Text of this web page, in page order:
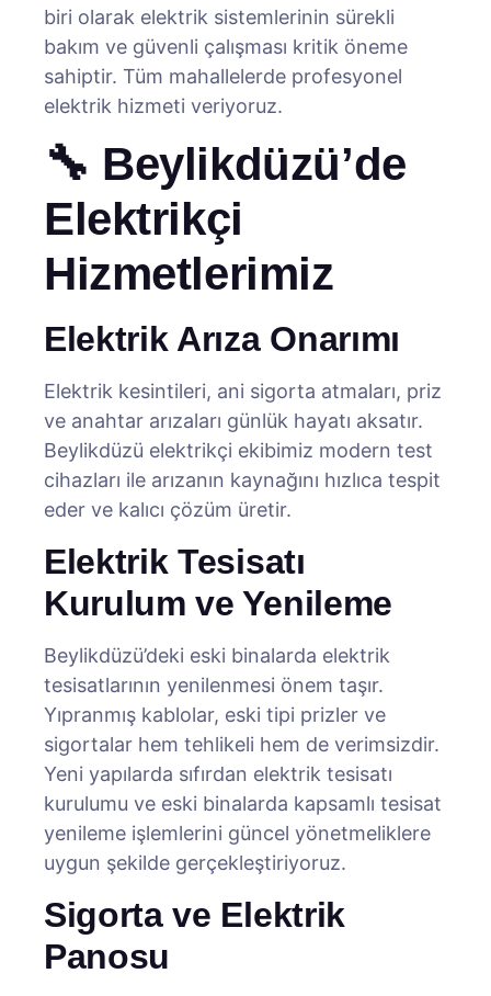
biri olarak elektrik sistemlerinin sürekli
bakım ve güvenli çalışması kritik öneme
sahiptir. Tüm mahallelerde profesyonel
elektrik hizmeti veriyoruz.
🔧 Beylikdüzü’de
Elektrikçi
Hizmetlerimiz
Elektrik Arıza Onarımı
Elektrik kesintileri, ani sigorta atmaları, priz
ve anahtar arızaları günlük hayatı aksatır.
Beylikdüzü elektrikçi ekibimiz modern test
cihazları ile arızanın kaynağını hızlıca tespit
eder ve kalıcı çözüm üretir.
Elektrik Tesisatı
Kurulum ve Yenileme
Beylikdüzü’deki eski binalarda elektrik
tesisatlarının yenilenmesi önem taşır.
Yıpranmış kablolar, eski tipi prizler ve
sigortalar hem tehlikeli hem de verimsizdir.
Yeni yapılarda sıfırdan elektrik tesisatı
kurulumu ve eski binalarda kapsamlı tesisat
yenileme işlemlerini güncel yönetmeliklere
uygun şekilde gerçekleştiriyoruz.
Sigorta ve Elektrik
Panosu